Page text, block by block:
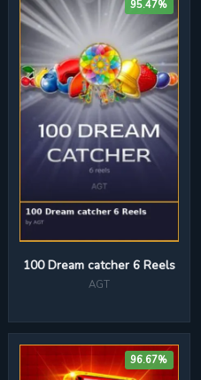
95.47%
100 Dream catcher 6 Reels
AGT
96.67%